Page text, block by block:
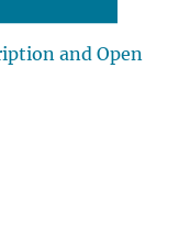
and Open